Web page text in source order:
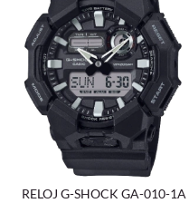
RELOJ G-SHOCK GA-010-1A